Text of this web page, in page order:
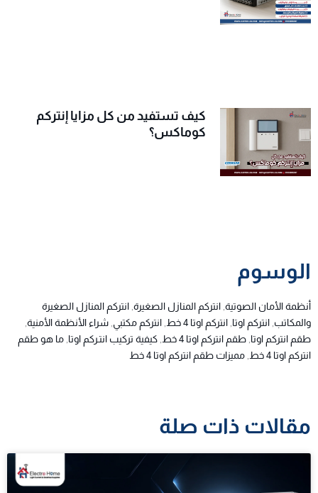
كيف تستفيد من كل مزايا إنتركم
كوماكس؟
الوسوم
أنظمة الأمان الصوتية, انتركم المنازل الصغيرة, انتركم المنازل الصغيرة
والمكاتب, انتركم اوتا, انتركم اوتا 4 خط , انتركم مكتبي, شراء الأنظمة الأمنية,
طقم انتركم اوتا, طقم انتركم اوتا 4 خط , كيفية تركيب انتـركم اوتا, ما هو طقم
انتركم اوتا 4 خط
, مميزات طقم انتركم اوتا 4 خط
مقالات ذات صلة